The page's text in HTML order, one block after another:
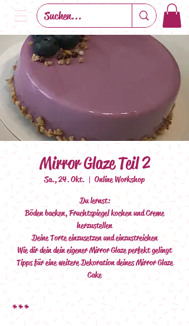
Mirror Glaze Teil 2
Sa., 24. Okt.
  |
Online Workshop
Du lernst:
Böden backen, Fruchtspiegel kochen und Creme
herzustellen
Deine Torte einzusetzen und einzustreichen
Wie dir dein dein eigener Mirror Glaze perfekt gelingt
Tipps für eine weitere Dekoration deines Mirror Glaze
Cake
***